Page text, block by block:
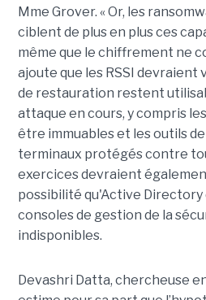
Mme Grover. « Or, les
ciblent de plus en plus ces
même que le chiffrement ne
ajoute que les RSSI devraient
de restauration restent
attaque en cours, y compris
être immuables et les outils
terminaux protégés contre
exercices devraient
possibilité qu'Active Directory
consoles de gestion de la
indisponibles.
Devashri Datta, chercheuse